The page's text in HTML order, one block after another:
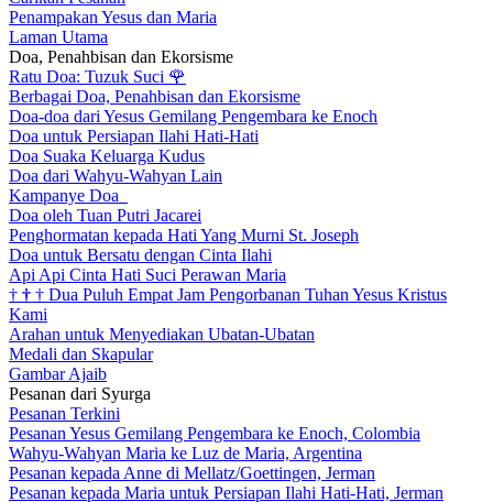
Penampakan Yesus dan Maria
Laman Utama
Doa, Penahbisan dan Ekorsisme
Ratu Doa: Tuzuk Suci 🌹
Berbagai Doa, Penahbisan dan Ekorsisme
Doa-doa dari Yesus Gemilang Pengembara ke Enoch
Doa untuk Persiapan Ilahi Hati-Hati
Doa Suaka Keluarga Kudus
Doa dari Wahyu-Wahyan Lain
Kampanye Doa
Doa oleh Tuan Putri Jacarei
Penghormatan kepada Hati Yang Murni St. Joseph
Doa untuk Bersatu dengan Cinta Ilahi
Api Api Cinta Hati Suci Perawan Maria
† † † Dua Puluh Empat Jam Pengorbanan Tuhan Yesus Kristus
Kami
Arahan untuk Menyediakan Ubatan-Ubatan
Medali dan Skapular
Gambar Ajaib
Pesanan dari Syurga
Pesanan Terkini
Pesanan Yesus Gemilang Pengembara ke Enoch, Colombia
Wahyu-Wahyan Maria ke Luz de Maria, Argentina
Pesanan kepada Anne di Mellatz/Goettingen, Jerman
Pesanan kepada Maria untuk Persiapan Ilahi Hati-Hati, Jerman